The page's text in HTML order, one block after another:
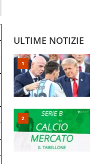
ULTIME NOTIZIE